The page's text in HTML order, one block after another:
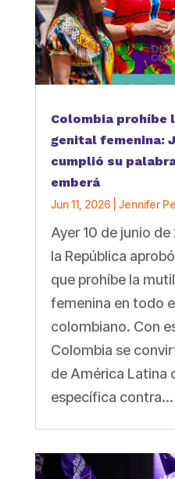
Colombia prohíbe
genital femenina:
cumplió su
emberá
Jun 11, 2026 Jennifer
Ayer 10 de junio
la República
que prohíbe la
femenina en todo
colombiano. Con
Colombia se
de América Latina
específica contra...